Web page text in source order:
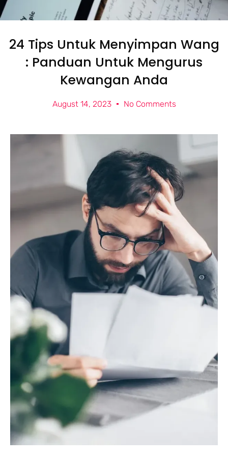
24 Tips Untuk Menyimpan Wang
: Panduan Untuk Mengurus
Kewangan Anda
August 14, 2023 No Comments